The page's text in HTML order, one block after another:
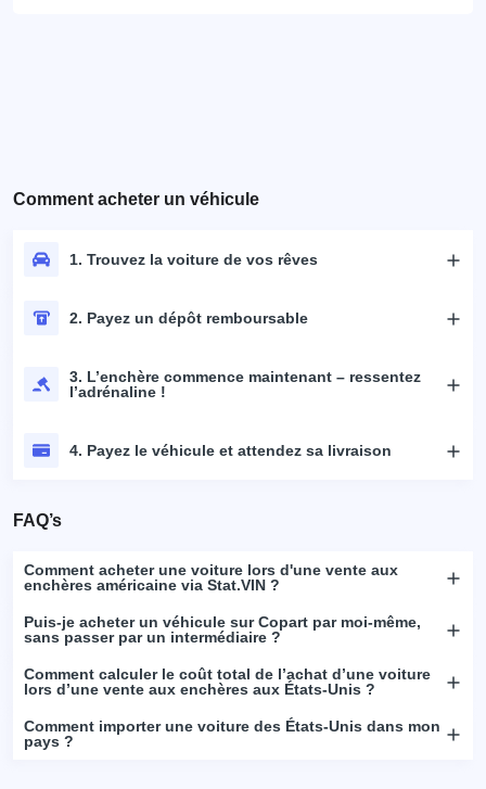
Comment acheter un véhicule
1. Trouvez la voiture de vos rêves
2. Payez un dépôt remboursable
3. L’enchère commence maintenant – ressentez
l’adrénaline !
4. Payez le véhicule et attendez sa livraison
FAQ’s
Comment acheter une voiture lors d'une vente aux
enchères américaine via Stat.VIN ?
Puis-je acheter un véhicule sur Copart par moi-même,
sans passer par un intermédiaire ?
Comment calculer le coût total de l’achat d’une voiture
lors d’une vente aux enchères aux États-Unis ?
Comment importer une voiture des États-Unis dans mon
pays ?